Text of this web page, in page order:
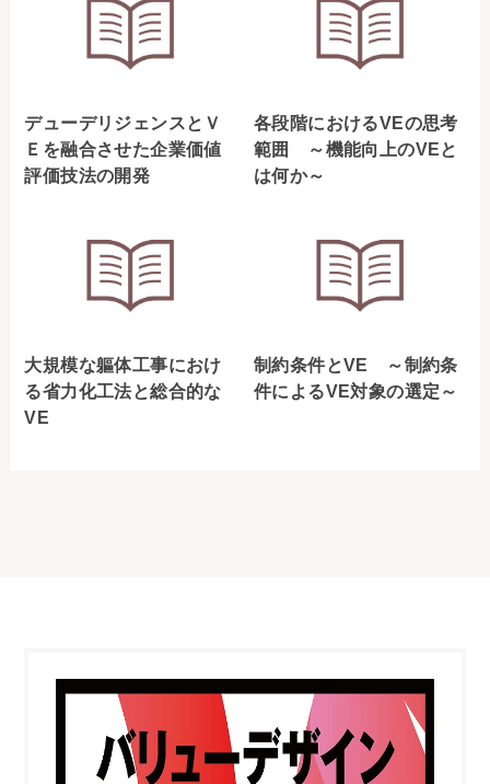
デューデリジェンスとＶ
Ｅを融合させた企業価値
評価技法の開発
各段階におけるVEの思考
範囲 ～機能向上のVEと
は何か～
大規模な軀体工事におけ
る省力化工法と総合的な
VE
制約条件とVE ～制約条
件によるVE対象の選定～